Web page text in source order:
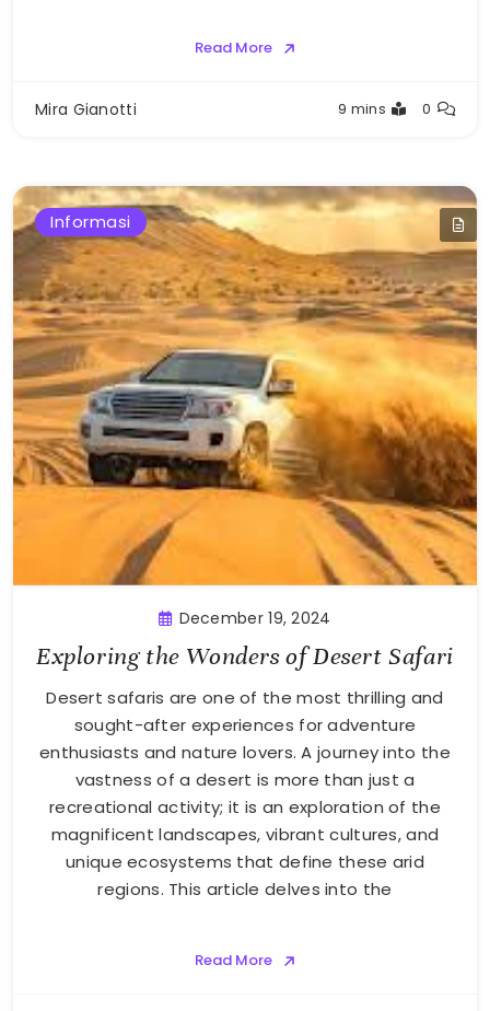
Read More
Mira Gianotti 9 mins 0
Informasi
December 19, 2024
Exploring the Wonders of Desert Safari
Desert safaris are one of the most thrilling and
sought-after experiences for adventure
enthusiasts and nature lovers. A journey into the
vastness of a desert is more than just a
recreational activity; it is an exploration of the
magnificent landscapes, vibrant cultures, and
unique ecosystems that define these arid
regions. This article delves into the
Read More